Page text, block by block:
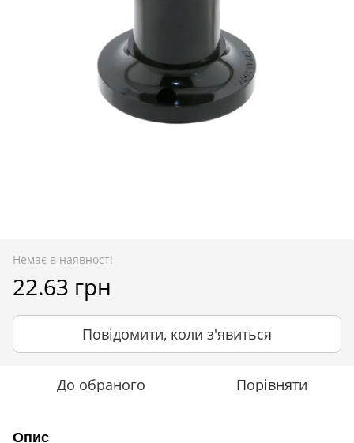
Немає в наявності
22.63 грн
Повідомити, коли з'явиться
До обраного Порівняти
Опис